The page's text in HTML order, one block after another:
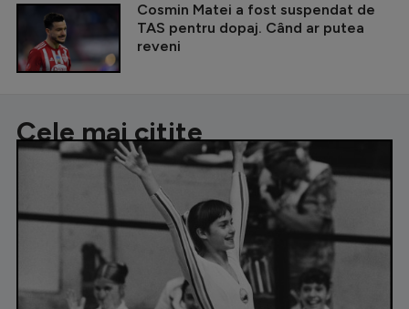
Cosmin Matei a fost suspendat de
TAS pentru dopaj. Când ar putea
reveni
Cele mai citite